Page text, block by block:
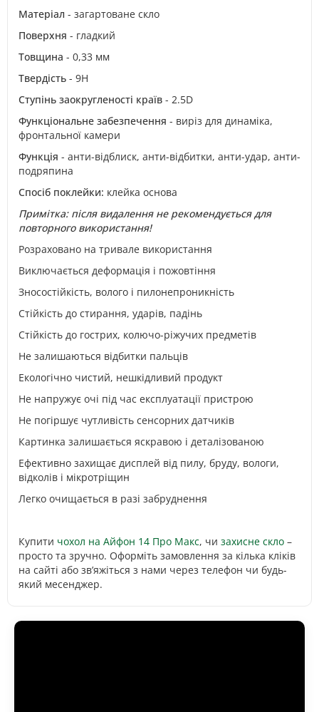
Матеріал - загартоване скло
Поверхня - гладкий
Товщина - 0,33 мм
Твердість - 9H
Ступінь заокругленості країв - 2.5D
Функціональне забезпечення - виріз для динаміка,
фронтальної камери
Функція - анти-відблиск, анти-відбитки, анти-удар, анти-
подряпина
Спосіб поклейки: клейка основа
Примітка: після видалення не рекомендується для
повторного використання!
Розраховано на тривале використання
Виключається деформація і пожовтіння
Зносостійкість, волого і пилонепроникність
Стійкість до стирання, ударів, падінь
Стійкість до гострих, колючо-ріжучих предметів
Не залишаються відбитки пальців
Екологічно чистий, нешкідливий продукт
Не напружує очі під час експлуатації пристрою
Не погіршує чутливість сенсорних датчиків
Картинка залишається яскравою і деталізованою
Ефективно захищає дисплей від пилу, бруду, вологи,
відколів і мікротріщин
Легко очищається в разі забруднення
Купити чохол на Айфон 14 Про Макс, чи захисне скло –
просто та зручно. Оформіть замовлення за кілька кліків
на сайті або зв’яжіться з нами через телефон чи будь-
який месенджер.